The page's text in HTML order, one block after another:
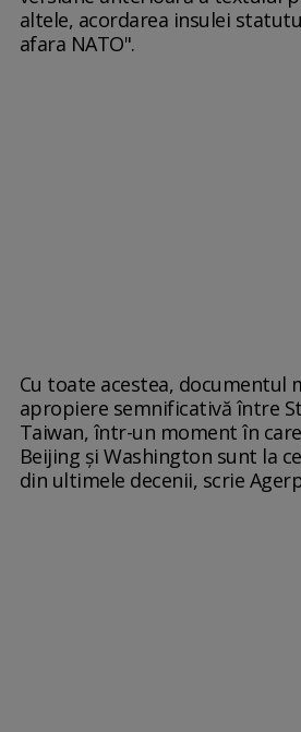
altele, acordarea insulei
afara NATO".
Cu toate acestea, documentul
apropiere semnificativă între
Taiwan, într-un moment în
Beijing şi Washington sunt la
din ultimele decenii, scrie